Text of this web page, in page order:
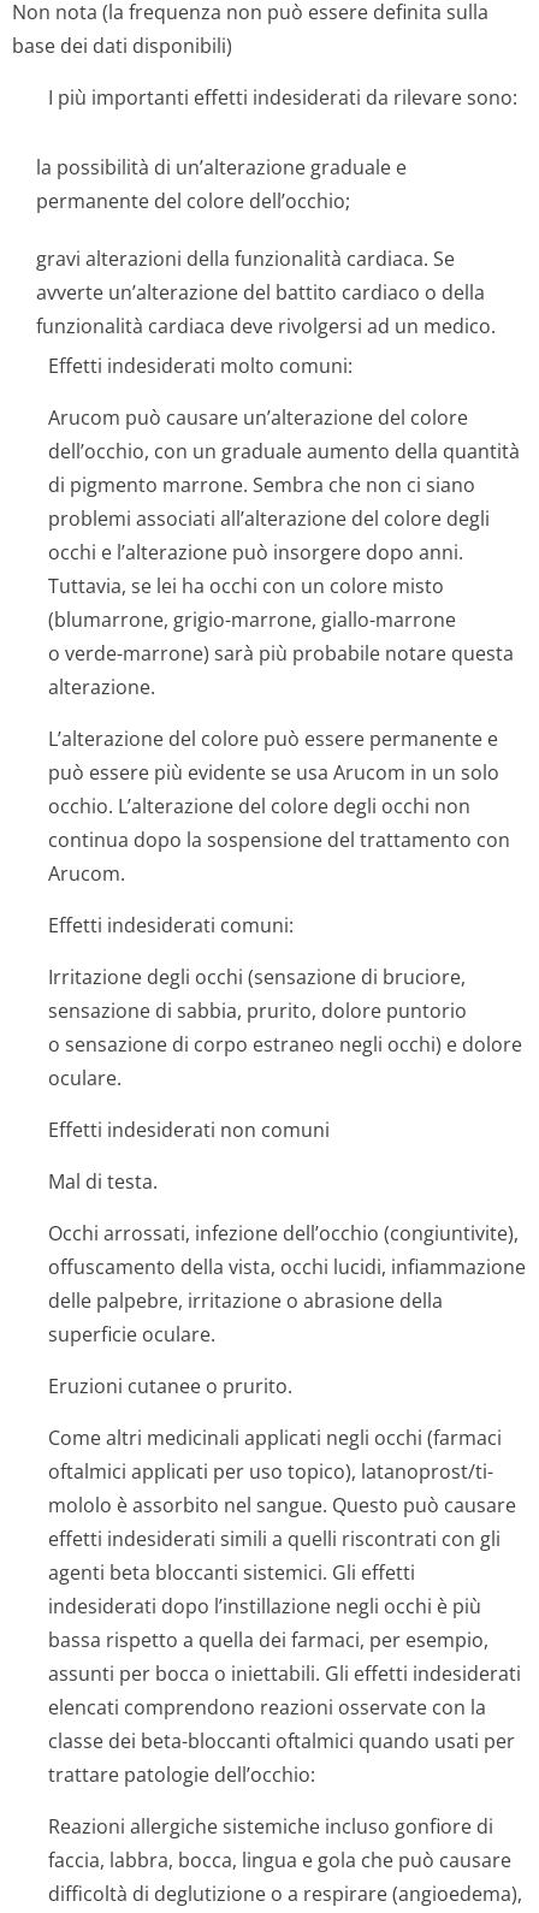
Non nota (la frequenza non può essere definita sulla
base dei dati disponibili)
I più importanti effetti indesiderati da rilevare sono:
la possibilità di un’alterazione graduale e
permanente del colore dell’occhio;
gravi alterazioni della funzionalità cardiaca. Se
avverte un’alterazione del battito cardiaco o della
funzionalità cardiaca deve rivolgersi ad un medico.
Effetti indesiderati molto comuni:
Arucom può causare un’alterazione del colore
dell’occhio, con un graduale aumento della quantità
di pigmento marrone. Sembra che non ci siano
problemi associati all’alterazione del colore degli
occhi e l’alterazione può insorgere dopo anni.
Tuttavia, se lei ha occhi con un colore misto
(blumarrone, grigio-marrone, giallo-marrone
o verde-marrone) sarà più probabile notare questa
alterazione.
L’alterazione del colore può essere permanente e
può essere più evidente se usa Arucom in un solo
occhio. L’alterazione del colore degli occhi non
continua dopo la sospensione del trattamento con
Arucom.
Effetti indesiderati comuni:
Irritazione degli occhi (sensazione di bruciore,
sensazione di sabbia, prurito, dolore puntorio
o sensazione di corpo estraneo negli occhi) e dolore
oculare.
Effetti indesiderati non comuni
Mal di testa.
Occhi arrossati, infezione dell’occhio (congiuntivite),
offuscamento della vista, occhi lucidi, infiammazione
delle palpebre, irritazione o abrasione della
superficie oculare.
Eruzioni cutanee o prurito.
Come altri medicinali applicati negli occhi (farmaci
oftalmici applicati per uso topico), latanoprost/ti­
mololo è assorbito nel sangue. Questo può causare
effetti indesiderati simili a quelli riscontrati con gli
agenti beta bloccanti sistemici. Gli effetti
indesiderati dopo l’instillazione negli occhi è più
bassa rispetto a quella dei farmaci, per esempio,
assunti per bocca o iniettabili. Gli effetti indesiderati
elencati comprendono reazioni osservate con la
classe dei beta-bloccanti oftalmici quando usati per
trattare patologie dell’occhio:
Reazioni allergiche sistemiche incluso gonfiore di
faccia, labbra, bocca, lingua e gola che può causare
difficoltà di deglutizione o a respirare (angioedema),